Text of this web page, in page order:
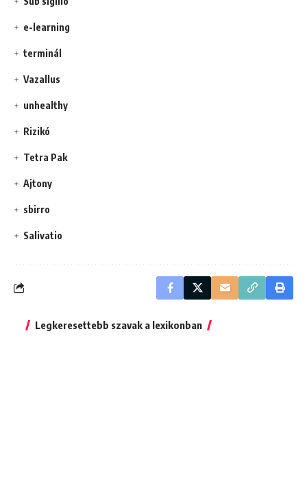
e-learning
terminál
Vazallus
unhealthy
Rizikó
Tetra Pak
Ajtony
sbirro
Salivatio
Legkeresettebb szavak a lexikonban